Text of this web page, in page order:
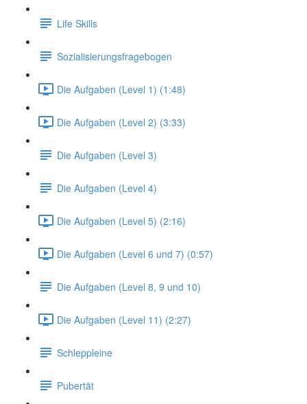
Life Skills
Sozialisierungsfragebogen
Die Aufgaben (Level 1) (1:48)
Die Aufgaben (Level 2) (3:33)
Die Aufgaben (Level 3)
Die Aufgaben (Level 4)
Die Aufgaben (Level 5) (2:16)
Die Aufgaben (Level 6 und 7) (0:57)
Die Aufgaben (Level 8, 9 und 10)
Die Aufgaben (Level 11) (2:27)
Schleppleine
Pubertät